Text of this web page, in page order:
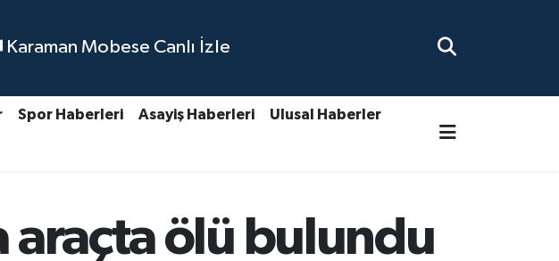
Karaman Mobese Canlı İzle
Spor Haberleri Asayiş Haberleri Ulusal Haberler
araçta ölü bulundu